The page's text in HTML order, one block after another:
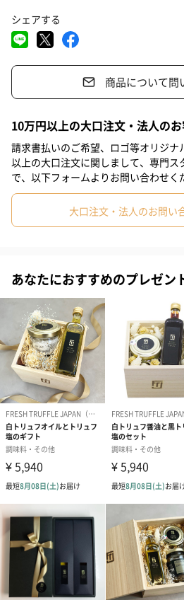
チーズ料理やリゾット、パスタの仕上
薦めです。
瓶を開けてそのまま食べることがで
へのおもたせや料理をしない男性への
す。
黒トリュフポルチーニディップ
シャンピニオンやポルチーニ、そして
たディップソースは、しっかりとそれ
クラッカーにのせるだけでワインやシ
華カナッペに。 ピザや、ゆで卵にオ
味しさです。
チキンやお魚のグリルのソースとし
顔負けの一皿になるほか、サンドイ
フサンドに。
様々なマッシュルームが生み出す深
お召しがるだけでも食べ応えのある逸
専用のギフトボックスに入れてお
リピート率の高い人気トリュフグル
ム」「黒トリュフポルチーニディッ
ャンパンゴールドの化粧箱に詰め合
#記念日
#敬老の日
#退職祝い #送別会
#義父 #部下女性 #部下男性 #娘
#兄 #弟 #彼女 #同僚女性 #
#男性 #男友達 #女友達 #彼氏
#80代 #90代
シェアする
商品について問
10万円以上の大口注文・法人の
請求書払いのご希望、ロゴ等オリジナ
以上の大口注文に関しまして、専門ス
で、以下フォームよりお問い合わせく
大口注文・法人のお問い
あなたにおすすめのプレゼン